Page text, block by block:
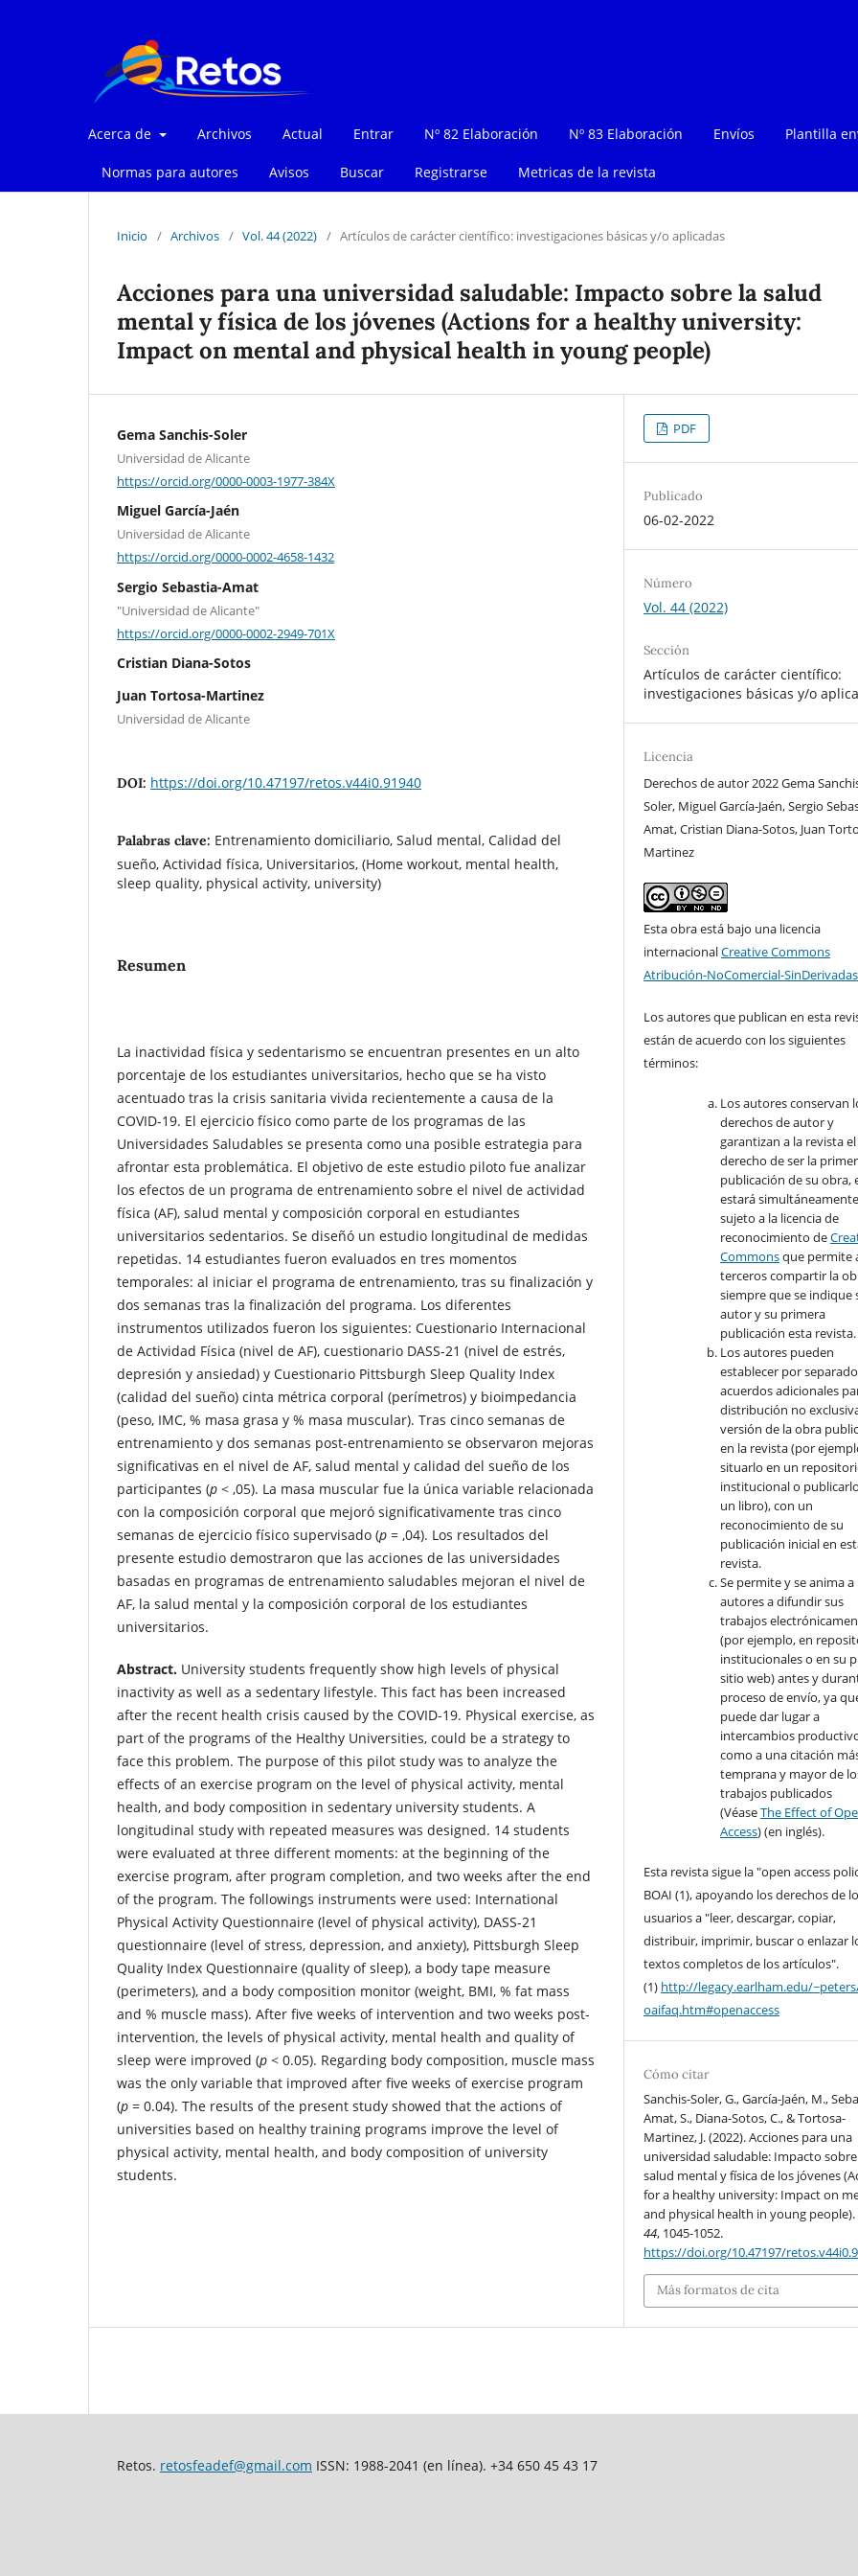
Acerca de Archivos Actual Entrar Nº 82 Elaboración Nº 83 Elaboración Envíos Plantilla
Normas para autores Avisos Buscar Registrarse Metricas de la revista
Inicio / Archivos / Vol. 44 (2022) / Artículos de carácter científico: investigaciones básicas y/o aplicadas
Acciones para una universidad saludable: Impacto sobre la salud
mental y física de los jóvenes (Actions for a healthy university:
Impact on mental and physical health in young people)
Gema Sanchis-Soler
Universidad de Alicante
https://orcid.org/0000-0003-1977-384X
Miguel García-Jaén
Universidad de Alicante
https://orcid.org/0000-0002-4658-1432
Sergio Sebastia-Amat
"Universidad de Alicante"
https://orcid.org/0000-0002-2949-701X
Cristian Diana-Sotos
Juan Tortosa-Martinez
Universidad de Alicante
DOI: https://doi.org/10.47197/retos.v44i0.91940
Palabras clave: Entrenamiento domiciliario, Salud mental, Calidad del
sueño, Actividad física, Universitarios, (Home workout, mental health,
sleep quality, physical activity, university)
Resumen
La inactividad física y sedentarismo se encuentran presentes en un alto
porcentaje de los estudiantes universitarios, hecho que se ha visto
acentuado tras la crisis sanitaria vivida recientemente a causa de la
COVID-19. El ejercicio físico como parte de los programas de las
Universidades Saludables se presenta como una posible estrategia para
afrontar esta problemática. El objetivo de este estudio piloto fue analizar
los efectos de un programa de entrenamiento sobre el nivel de actividad
física (AF), salud mental y composición corporal en estudiantes
universitarios sedentarios. Se diseñó un estudio longitudinal de medidas
repetidas. 14 estudiantes fueron evaluados en tres momentos
temporales: al iniciar el programa de entrenamiento, tras su finalización y
dos semanas tras la finalización del programa. Los diferentes
instrumentos utilizados fueron los siguientes: Cuestionario Internacional
de Actividad Física (nivel de AF), cuestionario DASS-21 (nivel de estrés,
depresión y ansiedad) y Cuestionario Pittsburgh Sleep Quality Index
(calidad del sueño) cinta métrica corporal (perímetros) y bioimpedancia
(peso, IMC, % masa grasa y % masa muscular). Tras cinco semanas de
entrenamiento y dos semanas post-entrenamiento se observaron mejoras
significativas en el nivel de AF, salud mental y calidad del sueño de los
participantes (p < ,05). La masa muscular fue la única variable relacionada
con la composición corporal que mejoró significativamente tras cinco
semanas de ejercicio físico supervisado (p = ,04). Los resultados del
presente estudio demostraron que las acciones de las universidades
basadas en programas de entrenamiento saludables mejoran el nivel de
AF, la salud mental y la composición corporal de los estudiantes
universitarios.
Abstract. University students frequently show high levels of physical
inactivity as well as a sedentary lifestyle. This fact has been increased
after the recent health crisis caused by the COVID-19. Physical exercise, as
part of the programs of the Healthy Universities, could be a strategy to
face this problem. The purpose of this pilot study was to analyze the
effects of an exercise program on the level of physical activity, mental
health, and body composition in sedentary university students. A
longitudinal study with repeated measures was designed. 14 students
were evaluated at three different moments: at the beginning of the
exercise program, after program completion, and two weeks after the end
of the program. The followings instruments were used: International
Physical Activity Questionnaire (level of physical activity), DASS-21
questionnaire (level of stress, depression, and anxiety), Pittsburgh Sleep
Quality Index Questionnaire (quality of sleep), a body tape measure
(perimeters), and a body composition monitor (weight, BMI, % fat mass
and % muscle mass). After five weeks of intervention and two weeks post-
intervention, the levels of physical activity, mental health and quality of
sleep were improved (p < 0.05). Regarding body composition, muscle mass
was the only variable that improved after five weeks of exercise program
(p = 0.04). The results of the present study showed that the actions of
universities based on healthy training programs improve the level of
physical activity, mental health, and body composition of university
students.
PDF
Publicado
06-02-2022
Número
Vol. 44 (2022)
Sección
Artículos de carácter científico:
investigaciones básicas y/o
Licencia
Derechos de autor 2022 Gema
Soler, Miguel García-Jaén, Sergio
Amat, Cristian Diana-Sotos, Juan
Martinez
Esta obra está bajo una licencia
internacionalCreative Commons
Atribución-NoComercial-
Los autores que publican en esta
están de acuerdo con los siguientes
términos:
Los autores conservan
derechos de autor y
garantizan a la revista el
derecho de ser la
publicación de su obra,
estará simultáneamente
sujeto a la licencia de
reconocimiento de
Commonsque permite
terceros compartir la
siempre que se indique
autor y su primera
publicación esta revista.
Los autores pueden
establecer por separado
acuerdos adicionales
distribución no
versión de la obra
en la revista (por
situarlo en un
institucional o
un libro), con un
reconocimiento de su
publicación inicial en
revista.
Se permite y se anima a
autores a difundir sus
trabajos
(por ejemplo, en
institucionales o en su
sitio web) antes y
proceso de envío, ya
puede dar lugar a
intercambios
como a una citación
temprana y mayor de
trabajos publicados
(VéaseThe Effect of
Access) (en inglés).
Esta revista sigue la "open access
BOAI (1), apoyando los derechos de
usuarios a "leer, descargar, copiar,
distribuir, imprimir, buscar o enlazar
textos completos de los artículos".
(1) http://legacy.earlham.edu/
oaifaq.htm#openaccess
Cómo citar
Sanchis-Soler, G., García-Jaén, M.,
Amat, S., Diana-Sotos, C., & Tortosa-
Martinez, J. (2022). Acciones para una
universidad saludable: Impacto
salud mental y física de los jóvenes
for a healthy university: Impact on
and physical health in young people).
44, 1045-1052.
https://doi.org/10.47197/
Más formatos de cita
Retos. retosfeadef@gmail.com ISSN: 1988-2041 (en línea). +34 650 45 43 17